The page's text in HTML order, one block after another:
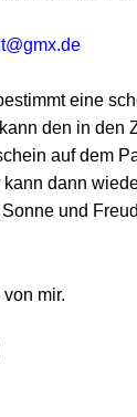
eine
den in den
auf dem
dann
und
mir.